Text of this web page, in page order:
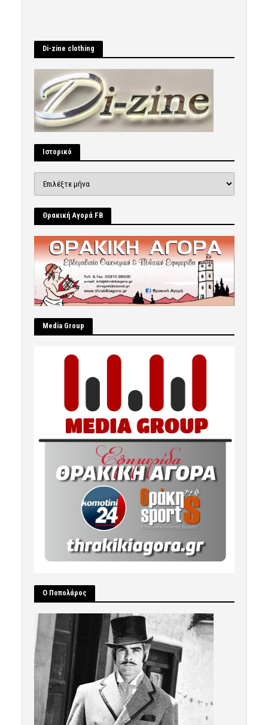
Di-zine clothing
Ιστορικό
Θρακική Αγορά FB
Μedia Group
Ο Ποπολάρος